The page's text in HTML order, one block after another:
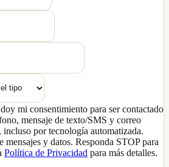
mi consentimiento para ser contactado
mensaje de texto/SMS y correo
por tecnología automatizada.
mensajes y datos. Responda STOP para
Política de Privacidad para más detalles.